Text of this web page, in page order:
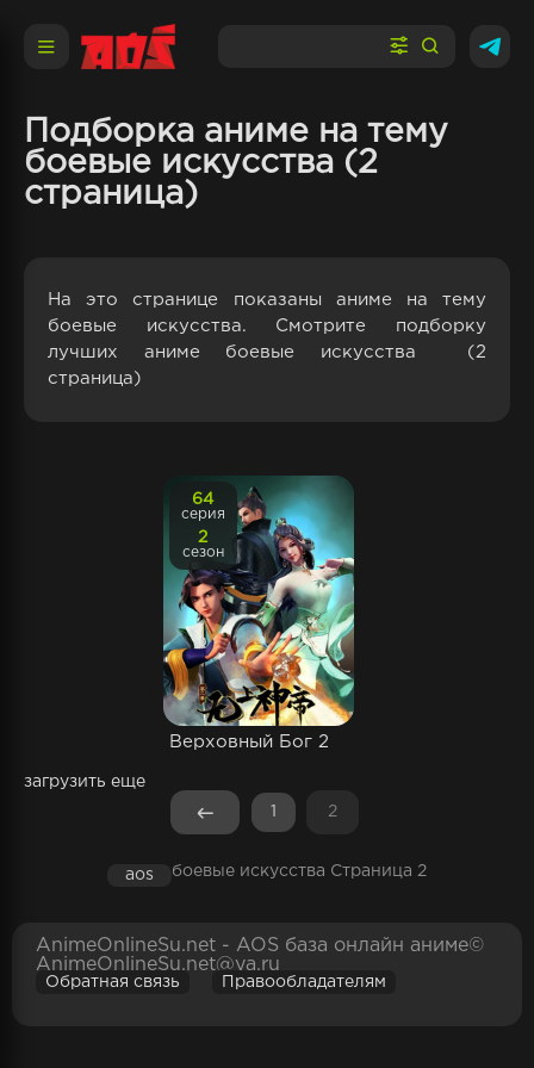
Подборка аниме на тему
боевые искусства (2
страница)
На это странице показаны аниме на тему
боевые искусства. Смотрите подборку
лучших аниме боевые искусства (2
страница)
Верховный Бог 2
64
серия
2
сезон
загрузить еще
1 2
aos боевые искусства Страница 2
AnimeOnlineSu.net - AOS база онлайн аниме©
AnimeOnlineSu.net@ya.ru
Обратная связь Правообладателям